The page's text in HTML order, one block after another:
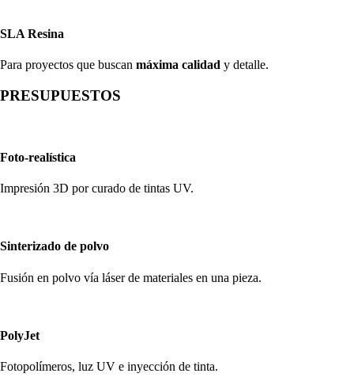
SLA Resina
Para proyectos que buscan máxima calidad y detalle.
PRESUPUESTOS
Foto-realística
Impresión 3D por curado de tintas UV.
Sinterizado de polvo
Fusión en polvo vía láser de materiales en una pieza.
PolyJet
Fotopolímeros, luz UV e inyección de tinta.